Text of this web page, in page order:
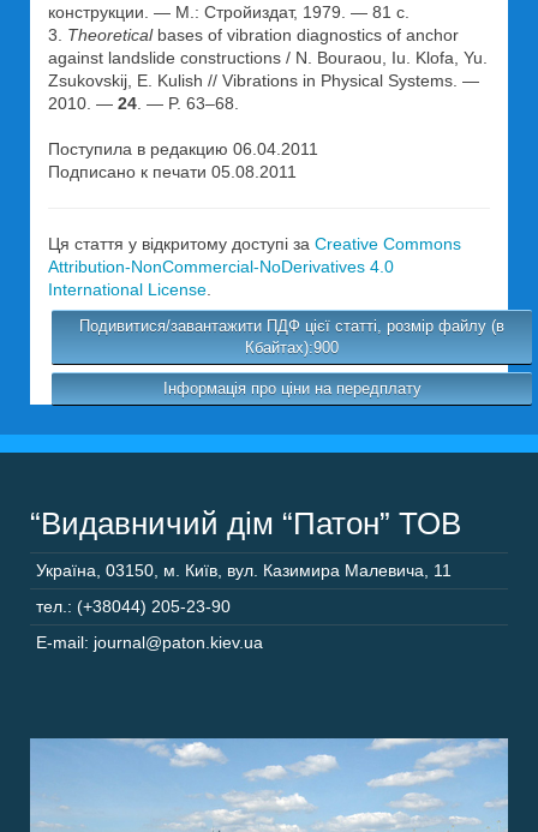
конструкции. — М.: Стройиздат, 1979. — 81 с.
3. Theoreticalbases of vibration diagnostics of anchor
against landslide constructions / N. Bouraou, Iu. Klofa, Yu.
Zsukovskij, E. Kulish // Vibrations in Physical Systems. —
2010. — 24 . — P. 63–68.
Поступила в редакцию 06.04.2011
Подписано к печати 05.08.2011
Ця стаття у відкритому доступі за Creative Commons
Attribution-NonCommercial-NoDerivatives 4.0
International License
Подивитися/завантажити ПДФ цієї статті, розмір файлу (в
Кбайтах):900
Інформація про ціни на передплату
“Видавничий дім “Патон” ТОВ
Україна 03150 м. Київ, вул. Казимира Малевича, 11
тел.: (+38044) 205-23-90
E-mail: journal@paton.kiev.ua